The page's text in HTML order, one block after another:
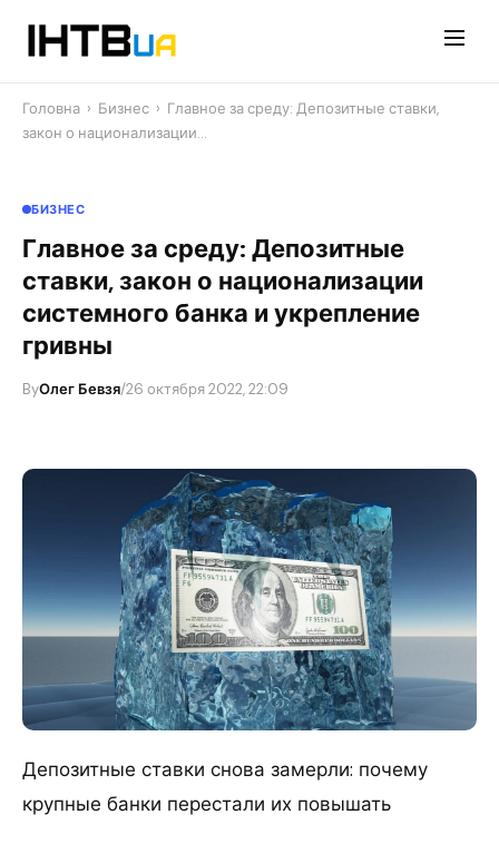
Головна › Бизнес › Главное за среду: Депозитные ставки,
закон о национализации…
БИЗНЕС
Главное за среду: Депозитные
ставки, закон о национализации
системного банка и укрепление
гривны
ByОлег Бевзя/26 октября 2022, 22:09
Депозитные ставки снова замерли: почему
крупные банки перестали их повышать